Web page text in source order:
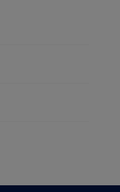
voor Motor, merk & type
Versnellingen
voor Opvallende